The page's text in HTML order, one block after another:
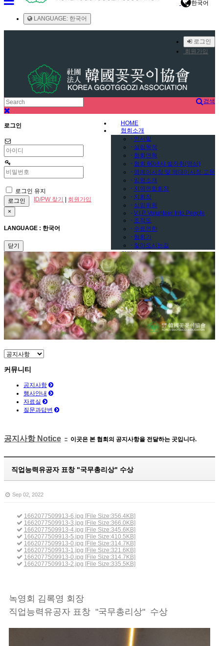
한국어
LANGUAGE: 한국어
로그인
회원가입
검색
HOME
협회소개
- 인사말
- 설립목적
- 협회연혁
- 협회 60년사 발자취(영상)
- 명예이사장 및 역대이사장·고문
- 임원소개
- 지역연합회장
- 지회장
- 상임위원
- V.I.P. Volunteer Into People
- 조직도
- 수료연한
- 협회가
- 찾아오시는길
회장단 소개
협회행사
갤러리
-아이디어 뱅크
커뮤니티
-공지사항
-행사안내
-자료실
-질문과답변
로그인
로그인 유지
ID/PW 찾기 | 회원가입
×
LANGUAGE : 한국어
닫기
커뮤니티
공지사항
행사안내
자료실
질문과답변
공지사항 Notice :: 이곳은 본 협회의 공지사항을 전달하는 곳입니다.
직업능력유공자 표창 "국무총리상" 수상
Sep 02, 2022
1662077509913-6.jpg [File Size:356.4KB]
1662077509913-3.jpg [File Size:366.0KB]
1662077509913-4.jpg [File Size:345.6KB]
1662077509913-5.jpg [File Size:410.5KB]
1662077509913-0.jpg [File Size:314.7KB]
1662077509913-1.jpg [File Size:321.6KB]
1662077509913-0.jpg [File Size:314.7KB]
1662077509913-2.jpg [File Size:335.5KB]
녹영회 김록영 회장
직업능력유공자 표창 "국무총리상" 수상